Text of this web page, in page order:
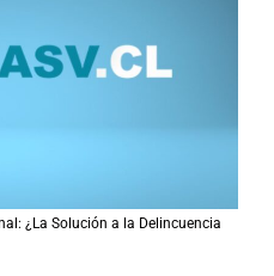
¿La Solución a la Delincuencia